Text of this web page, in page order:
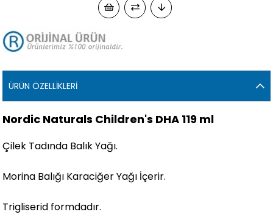
ÜRÜN ÖZELLIKLERI
Nordic Naturals Children's DHA 119 ml
Çilek Tadında Balık Yağı.
Morina Balığı Karaciğer Yağı İçerir.
Trigliserid formdadır.